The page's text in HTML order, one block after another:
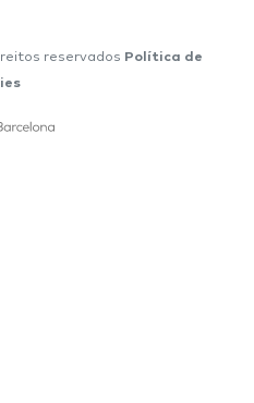
reservados Política de